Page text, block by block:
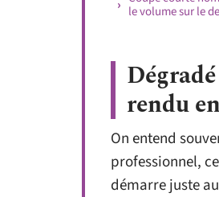
le volume sur le
rendu
On entend
professionnel,
démarre juste